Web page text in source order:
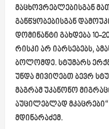
მაცხოვრებლებისგან
განწყობებისგან
დომინანტი გახდება 10-
რისკი არ იარსებებს,
ბოლომდე. სტუმარს
უნდა მივიღებთ ბევრ
მაგრამ უკანონო
აუცილებლად
მდინარაძემ.